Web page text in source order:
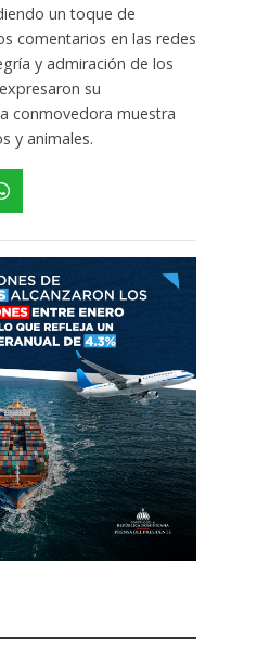
un toque de
comentarios en las redes
y admiración de los
su
conmovedora muestra
y animales.